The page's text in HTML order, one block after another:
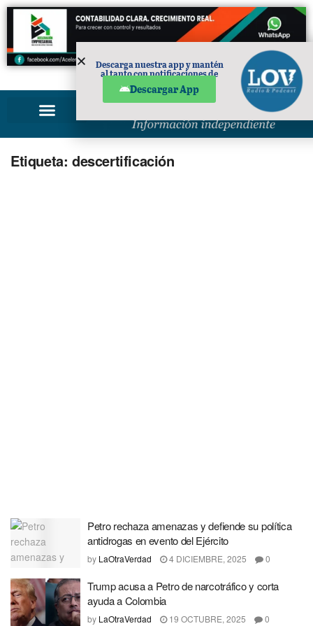
PUBLICIDAD
Etiqueta: descertificación
Petro rechaza amenazas y defiende su política
antidrogas en evento del Ejército
by LaOtraVerdad 4 DICIEMBRE, 2025 0
Trump acusa a Petro de narcotráfico y corta
ayuda a Colombia
by LaOtraVerdad 19 OCTUBRE, 2025 0
Descarga nuestra app y mantén
al tanto con notificaciones de
Descargar App